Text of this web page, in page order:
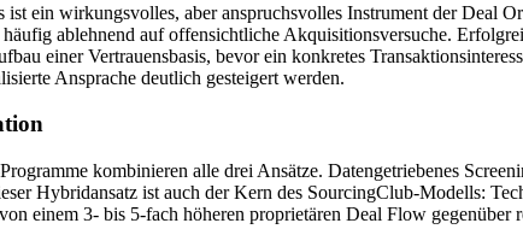
ist ein wirkungsvolles, aber anspruchsvolles Instrument der
ablehnend auf offensichtliche Akquisitionsversuche.
einer Vertrauensbasis, bevor ein konkretes
Ansprache deutlich gesteigert werden.
kombinieren alle drei Ansätze. Datengetriebenes
Hybridansatz ist auch der Kern des SourcingClub-Modells:
einem 3- bis 5-fach höheren proprietären Deal Flow gegenüber